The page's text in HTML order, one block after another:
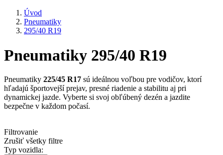
Úvod
Pneumatiky
295/40 R19
Pneumatiky 295/40 R19
Pneumatiky 225/45 R17 sú ideálnou voľbou pre vodičov, ktorí
hľadajú športovejší prejav, presné riadenie a stabilitu aj pri
dynamickej jazde. Vyberte si svoj obľúbený dezén a jazdite
bezpečne v každom počasí.
Filtrovanie
Zrušiť všetky filtre
Typ vozidla: